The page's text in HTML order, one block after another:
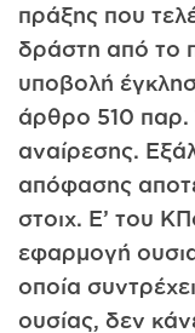
πράξης που
δράστη από το
υποβολή
άρθρο 510 παρ.
αναίρεσης.
απόφασης
στοιχ. Ε’ του
εφαρμογή
οποία
ουσίας, δεν